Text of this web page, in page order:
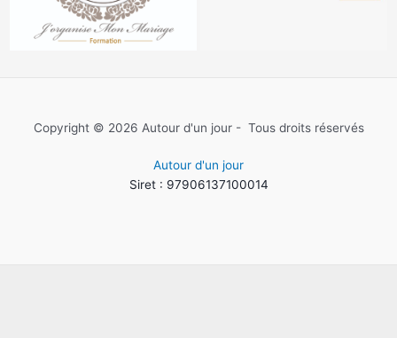
Copyright © 2026 Autour d'un jour - Tous droits réservés
Autour d'un jour
Siret : 97906137100014